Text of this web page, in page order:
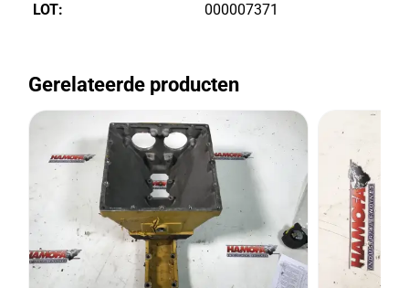
LOT: 000007371
Gerelateerde producten